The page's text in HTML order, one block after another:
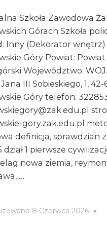
Szkoła Zawodowa
Górach Szkoła
Inny (Dekorator wnętrz)
Góry Powiat: Powiat
Województwo: WOJ.
III Sobieskiego, 1, 42-
Góry telefon:
gory.zak.edu.pl
definicja, sprawdzian
dział 1 pierwsze
nowa ziemia,
…
8 Czerwca 2026